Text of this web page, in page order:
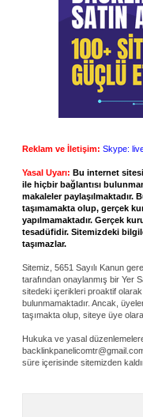
Reklam ve İletişim: Skype:
Yasal Uyarı: Bu internet
ile hiçbir bağlantısı
makaleler paylaşılmaktadır.
taşımamakta olup, gerçek
yapılmamaktadır. Gerçek
tesadüfidir. Sitemizdeki
taşımazlar.
Sitemiz, 5651 Sayılı Kanun
tarafından onaylanmış bir Yer
sitedeki içerikleri proaktif
bulunmamaktadır. Ancak,
taşımakta olup, siteye üye
Hukuka ve yasal
süre içerisinde sitemizden